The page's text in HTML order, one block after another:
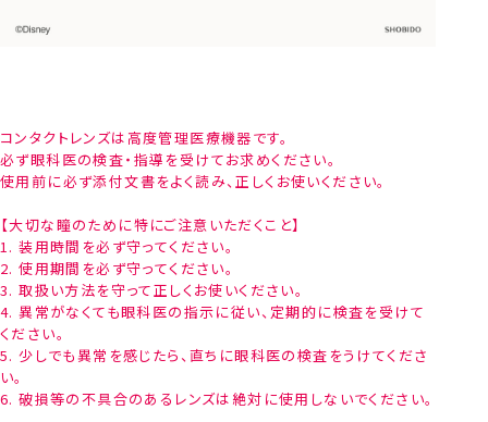
コンタクトレンズは高度管理医療機器です。
必ず眼科医の検査・指導を受けてお求めください。
使用前に必ず添付文書をよく読み、正しくお使いください。
【大切な瞳のために特にご注意いただくこと】
1. 装用時間を必ず守ってください。
2. 使用期間を必ず守ってください。
3. 取扱い方法を守って正しくお使いください。
4. 異常がなくても眼科医の指示に従い、定期的に検査を受けて
ください。
5. 少しでも異常を感じたら、直ちに眼科医の検査をうけてくださ
い。
6. 破損等の不具合のあるレンズは絶対に使用しないでください。